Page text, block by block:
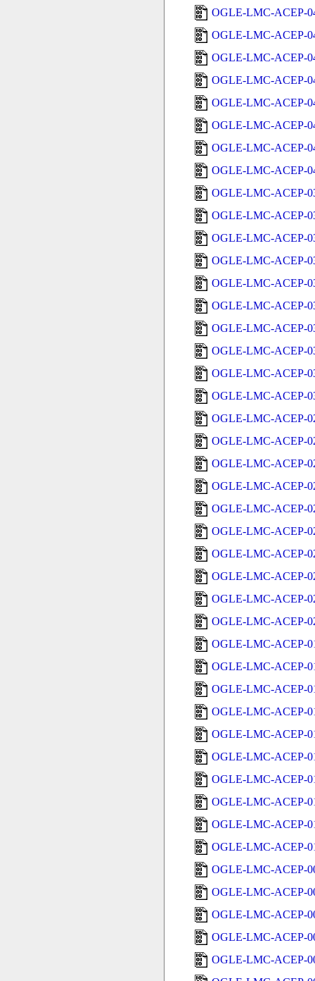
OGLE-LMC-ACEP-
OGLE-LMC-ACEP-
OGLE-LMC-ACEP-
OGLE-LMC-ACEP-
OGLE-LMC-ACEP-
OGLE-LMC-ACEP-
OGLE-LMC-ACEP-
OGLE-LMC-ACEP-
OGLE-LMC-ACEP-
OGLE-LMC-ACEP-
OGLE-LMC-ACEP-
OGLE-LMC-ACEP-
OGLE-LMC-ACEP-
OGLE-LMC-ACEP-
OGLE-LMC-ACEP-
OGLE-LMC-ACEP-
OGLE-LMC-ACEP-
OGLE-LMC-ACEP-
OGLE-LMC-ACEP-
OGLE-LMC-ACEP-
OGLE-LMC-ACEP-
OGLE-LMC-ACEP-
OGLE-LMC-ACEP-
OGLE-LMC-ACEP-
OGLE-LMC-ACEP-
OGLE-LMC-ACEP-
OGLE-LMC-ACEP-
OGLE-LMC-ACEP-
OGLE-LMC-ACEP-
OGLE-LMC-ACEP-
OGLE-LMC-ACEP-
OGLE-LMC-ACEP-
OGLE-LMC-ACEP-
OGLE-LMC-ACEP-
OGLE-LMC-ACEP-
OGLE-LMC-ACEP-
OGLE-LMC-ACEP-
OGLE-LMC-ACEP-
OGLE-LMC-ACEP-
OGLE-LMC-ACEP-
OGLE-LMC-ACEP-
OGLE-LMC-ACEP-
OGLE-LMC-ACEP-